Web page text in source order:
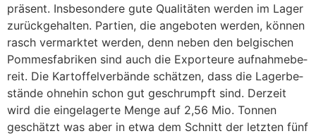
präsent. Insbe­son­dere gute Quali­täten werden im Lager
zurück­ge­halten. Partien, die ange­boten werden, können
rasch vermarktet werden, denn neben den belgi­schen
Pommes­fa­briken sind auch die Expor­teure aufnah­me­be­
reit. Die Kartof­fel­ver­bände schätzen, dass die Lager­be­
stände ohnehin schon gut geschrumpft sind. Derzeit
wird die einge­la­gerte Menge auf 2,56 Mio. Tonnen
geschätzt was aber in etwa dem Schnitt der letzten fünf